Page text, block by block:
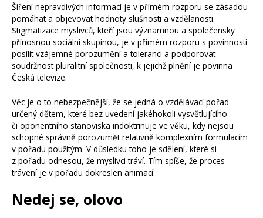
Šíření nepravdivých informací je v přímém rozporu se zásadou
pomáhat a objevovat hodnoty slušnosti a vzdělanosti.
Stigmatizace myslivců, kteří jsou významnou a společensky
přínosnou sociální skupinou, je v přímém rozporu s povinností
posílit vzájemné porozumění a toleranci a podporovat
soudržnost pluralitní společnosti, k jejichž plnění je povinna
Česká televize.
Věc je o to nebezpečnější, že se jedná o vzdělávací pořad
určený dětem, které bez uvedení jakéhokoli vysvětlujícího
či oponentního stanoviska indoktrinuje ve věku, kdy nejsou
schopné správně porozumět relativně komplexním formulacím
v pořadu použitým. V důsledku toho je sdělení, které si
z pořadu odnesou, že myslivci tráví. Tím spíše, že proces
trávení je v pořadu dokreslen animací.
Nedej se, olovo